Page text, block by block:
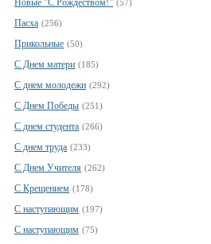
Новые "С Рождеством!" (57)
Пасха (256)
Прикольные (50)
С Днем матери (185)
С днем молодежи (292)
С Днем Победы (251)
С днем студента (266)
С днем труда (233)
С Днем Учителя (262)
С Крещением (178)
С наступающим (197)
С наступающим (75)